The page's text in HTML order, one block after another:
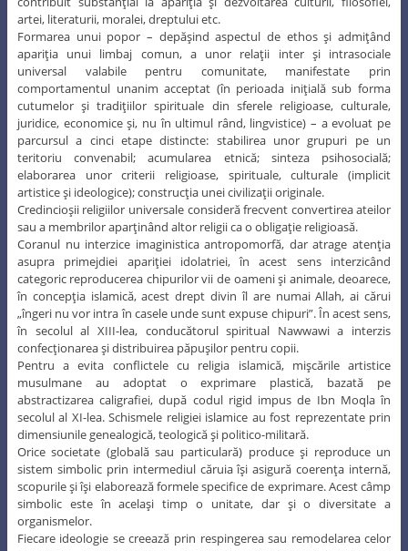
artei, literaturii, moralei, dreptului etc.
Formarea unui popor – depăşind aspectul de ethos şi admiţând
apariţia unui limbaj comun, a unor relaţii inter şi intrasociale
universal valabile pentru comunitate, manifestate prin
comportamentul unanim acceptat (în perioada iniţială sub forma
cutumelor şi tradiţiilor spirituale din sferele religioase, culturale,
juridice, economice şi, nu în ultimul rând, lingvistice) – a evoluat pe
parcursul a cinci etape distincte: stabilirea unor grupuri pe un
teritoriu convenabil; acumularea etnică; sinteza psihosocială;
elaborarea unor criterii religioase, spirituale, culturale (implicit
artistice şi ideologice); construcţia unei civilizaţii originale.
Credincioşii religiilor universale consideră frecvent convertirea ateilor
sau a membrilor aparţinând altor religii ca o obligaţie religioasă.
Coranul nu interzice imaginistica antropomorfă, dar atrage atenţia
asupra primejdiei apariţiei idolatriei, în acest sens interzicând
categoric reproducerea chipurilor vii de oameni şi animale, deoarece,
în concepţia islamică, acest drept divin îl are numai Allah, ai cărui
„îngeri nu vor intra în casele unde sunt expuse chipuri”. În acest sens,
în secolul al XIII-lea, conducătorul spiritual Nawwawi a interzis
confecţionarea şi distribuirea păpuşilor pentru copii.
Pentru a evita conflictele cu religia islamică, mişcările artistice
musulmane au adoptat o exprimare plastică, bazată pe
abstractizarea caligrafiei, după codul rigid impus de Ibn Moqla în
secolul al XI-lea. Schismele religiei islamice au fost reprezentate prin
dimensiunile genealogică, teologică şi politico-militară.
Orice societate (globală sau particulară) produce şi reproduce un
sistem simbolic prin intermediul căruia îşi asigură coerenţa internă,
scopurile şi îşi elaborează formele specifice de exprimare. Acest câmp
simbolic este în acelaşi timp o unitate, dar şi o diversitate a
organismelor.
Fiecare ideologie se creează prin respingerea sau remodelarea celor